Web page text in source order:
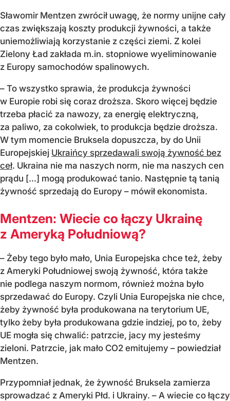
Sławomir Mentzen zwrócił uwagę, że normy unijne cały
czas zwiększają koszty produkcji żywności, a także
uniemożliwiają korzystanie z części ziemi. Z kolei
Zielony Ład zakłada m.in. stopniowe wyeliminowanie
z Europy samochodów spalinowych.
– To wszystko sprawia, że produkcja żywności
w Europie robi się coraz droższa. Skoro więcej będzie
trzeba płacić za nawozy, za energię elektryczną,
za paliwo, za cokolwiek, to produkcja będzie droższa.
W tym momencie Bruksela dopuszcza, by do Unii
Europejskiej Ukraińcy sprzedawali swoją żywność bez
ceł. Ukraina nie ma naszych norm, nie ma naszych cen
prądu […] mogą produkować tanio. Następnie tą tanią
żywność sprzedają do Europy – mówił ekonomista.
Mentzen: Wiecie co łączy Ukrainę
z Ameryką Południową?
– Żeby tego było mało, Unia Europejska chce też, żeby
z Ameryki Południowej swoją żywność, która także
nie podlega naszym normom, również można było
sprzedawać do Europy. Czyli Unia Europejska nie chce,
żeby żywność była produkowana na terytorium UE,
tylko żeby była produkowana gdzie indziej, po to, żeby
UE mogła się chwalić: patrzcie, jacy my jesteśmy
zieloni. Patrzcie, jak mało CO2 emitujemy – powiedział
Mentzen.
Przypomniał jednak, że żywność Bruksela zamierza
sprowadzać z Ameryki Płd. i Ukrainy. – A wiecie co łączy